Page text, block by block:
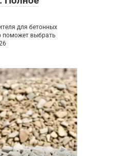
для бетонных
поможет выбрать